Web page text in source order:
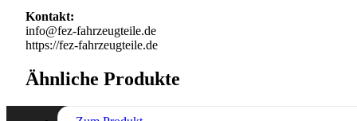
Kontakt:
info@fez-fahrzeugteile.de
https://fez-fahrzeugteile.de
Ähnliche Produkte